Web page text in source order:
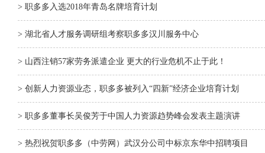
> 职多多入选2018年青岛名牌培育计划
> 湖北省人才服务调研组考察职多多汉川服务中心
> 山西注销57家劳务派遣企业 更大的行业危机不止于此！
> 创新人力资源业态，职多多被列入“四新”经济企业培育计划
> 职多多董事长吴俊芳于中国人力资源趋势峰会发表主题演讲
> 热烈祝贺职多多（中劳网）武汉分公司中标京东华中招聘项目